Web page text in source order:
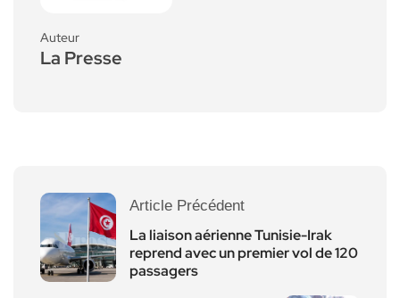
Auteur
La Presse
Article Précédent
La liaison aérienne Tunisie-Irak
reprend avec un premier vol de 120
passagers